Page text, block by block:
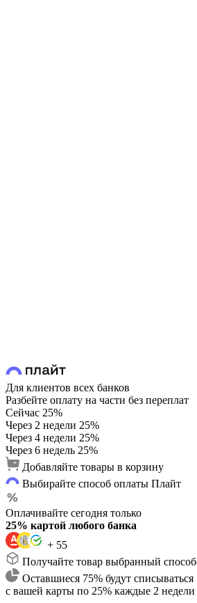
Для клиентов всех банков
Разбейте оплату на части без переплат
Сейчас 25%
Через 2 недели 25%
Через 4 недели 25%
Через 6 недель 25%
Добавляйте товары в корзину
Выбирайте способ оплаты Плайт
Оплачивайте сегодня только
25% картой любого банка
+ 55
Получайте товар выбранный
Оставшиеся 75% будут списываться
с вашей карты по 25% каждые 2 недели